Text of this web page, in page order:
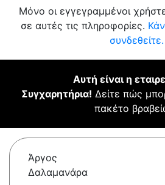
Μόνο οι εγγεγραμμένοι
σε αυτές τις πληροφορίες.
συνδεθείτε.
Αυτή είναι η
Συγχαρητήρια! Δείτε πώς
πακέτο
Άργος
Δαλαμανάρα